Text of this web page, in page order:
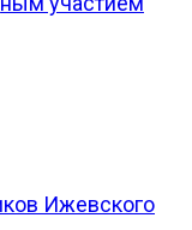
Ижевского